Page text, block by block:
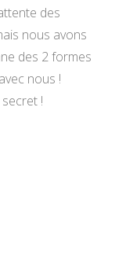
des
nous avons
des 2 formes
nous !
!